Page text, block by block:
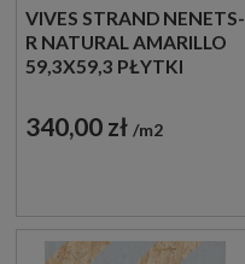
VIVES STRAND NENETS-
R NATURAL AMARILLO
59,3X59,3 PŁYTKI
GRESOWE
340,00 zł m2